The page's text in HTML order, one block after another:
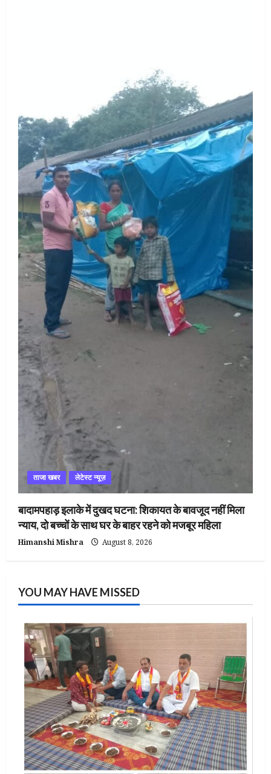
ताजा खबर लेटेस्ट न्यूज़
बादामपहाड़ इलाके में दुखद घटना: शिकायत के बावजूद नहीं मिला
न्याय, दो बच्चों के साथ घर के बाहर रहने को मजबूर महिला
Himanshi Mishra August 8, 2026
YOU MAY HAVE MISSED